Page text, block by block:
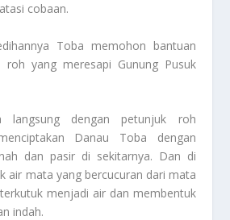
cobaan.
Toba memohon bantuan
roh yang meresapi Gunung Pusuk
langsung dengan petunjuk roh
Danau Toba dengan
dan pasir di sekitarnya. Dan di
air mata yang bercucuran dari mata
menjadi air dan membentuk
indah.